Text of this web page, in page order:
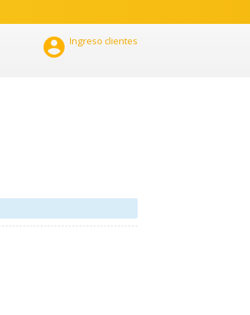
 Ingreso clientes